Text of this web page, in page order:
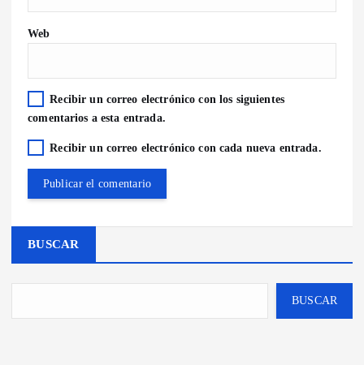
Web
Recibir un correo electrónico con los siguientes
comentarios a esta entrada.
Recibir un correo electrónico con cada nueva entrada.
BUSCAR
BUSCAR